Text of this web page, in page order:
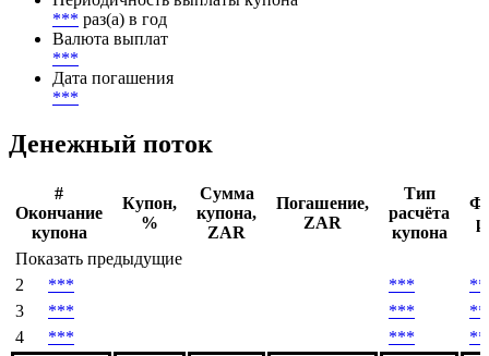
*** раз(а) в год
Валюта выплат
***
Дата погашения
***
Денежный поток
#
Окончание
купона
Купон,
%
Сумма
купона,
ZAR
Погашение,
ZAR
Тип
расчёта
купона
Показать предыдущие
2
*** ***
3
*** ***
4
*** ***